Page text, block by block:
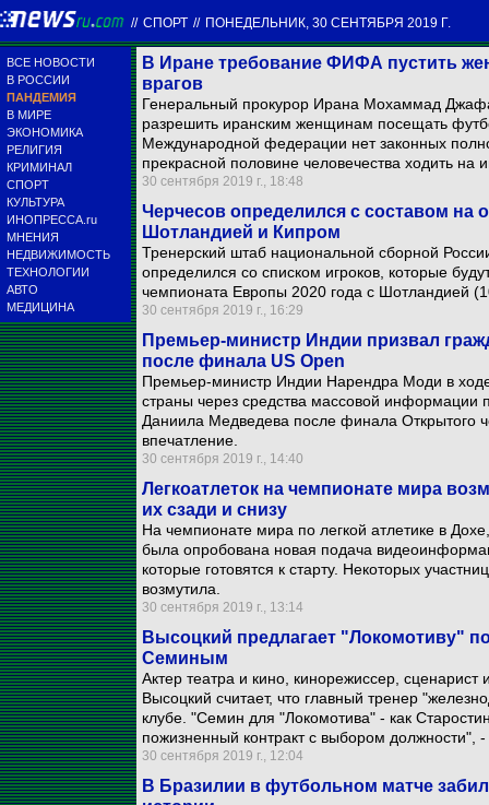
// СПОРТ // ПОНЕДЕЛЬНИК, 30 СЕНТЯБРЯ 2019 Г.
ВСЕ НОВОСТИ
В РОССИИ
ПАНДЕМИЯ
В МИРЕ
ЭКОНОМИКА
РЕЛИГИЯ
КРИМИНАЛ
СПОРТ
КУЛЬТУРА
ИНОПРЕССА.ru
МНЕНИЯ
НЕДВИЖИМОСТЬ
ТЕХНОЛОГИИ
АВТО
МЕДИЦИНА
В Иране требование ФИФА пустить
врагов
Генеральный прокурор Ирана Мохаммад
разрешить иранским женщинам посещать
Международной федерации нет законных
прекрасной половине человечества ходить на
30 сентября 2019 г., 18:48
Черчесов определился с составом на
Шотландией и Кипром
Тренерский штаб национальной сборной
определился со списком игроков, которые
чемпионата Европы 2020 года с Шотландией
30 сентября 2019 г., 16:29
Премьер-министр Индии призвал
после финала US Open
Премьер-министр Индии Нарендра Моди в
страны через средства массовой информации
Даниила Медведева после финала Открытого
впечатление.
30 сентября 2019 г., 14:40
Легкоатлеток на чемпионате мира
их сзади и снизу
На чемпионате мира по легкой атлетике в
была опробована новая подача
которые готовятся к старту. Некоторых
возмутила.
30 сентября 2019 г., 13:14
Высоцкий предлагает "Локомотиву"
Семиным
Актер театра и кино, кинорежиссер,
Высоцкий считает, что главный тренер
клубе. "Семин для "Локомотива" - как
пожизненный контракт с выбором должности",
30 сентября 2019 г., 12:04
В Бразилии в футбольном матче